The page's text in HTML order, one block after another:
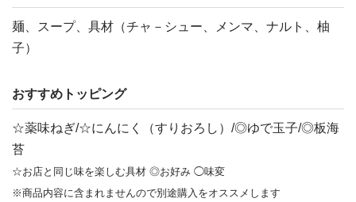
麺、スープ、具材（チャ－シュー、メンマ、ナルト、柚
子）
おすすめトッピング
☆薬味ねぎ/☆にんにく（すりおろし）/◎ゆで玉子/◎板海
苔
☆お店と同じ味を楽しむ具材 ◎お好み ◯味変
※商品内容に含まれませんので別途購入をオススメします